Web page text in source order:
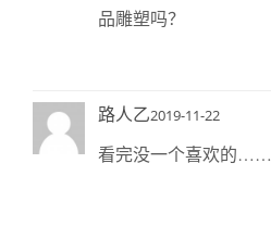
品雕塑吗？
路人乙2019-11-22
看完没一个喜欢的……